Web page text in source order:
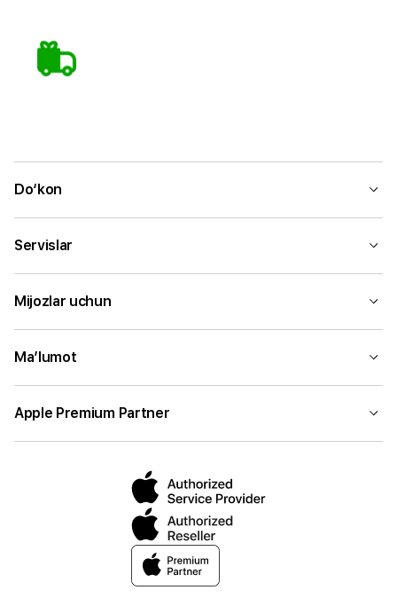
Do‘kon
Servislar
Mijozlar uchun
Ma’lumot
Apple Premium Partner